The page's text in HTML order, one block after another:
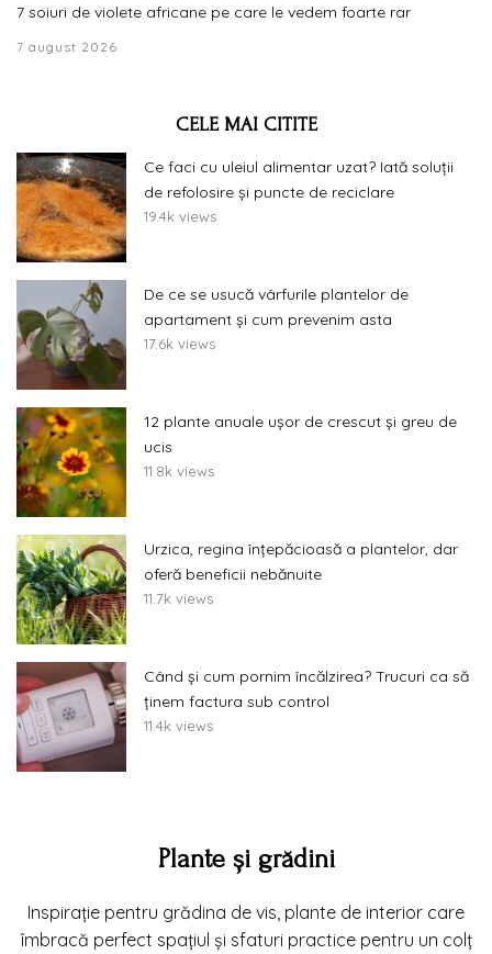
7 soiuri de violete africane pe care le vedem foarte rar
7 august 2026
CELE MAI CITITE
Ce faci cu uleiul alimentar uzat? Iată soluții
de refolosire și puncte de reciclare
19.4k views
De ce se usucă vârfurile plantelor de
apartament și cum prevenim asta
17.6k views
12 plante anuale ușor de crescut și greu de
ucis
11.8k views
Urzica, regina înțepăcioasă a plantelor, dar
oferă beneficii nebănuite
11.7k views
Când și cum pornim încălzirea? Trucuri ca să
ținem factura sub control
11.4k views
Plante și grădini
Inspirație pentru grădina de vis, plante de interior care
îmbracă perfect spațiul și sfaturi practice pentru un colț